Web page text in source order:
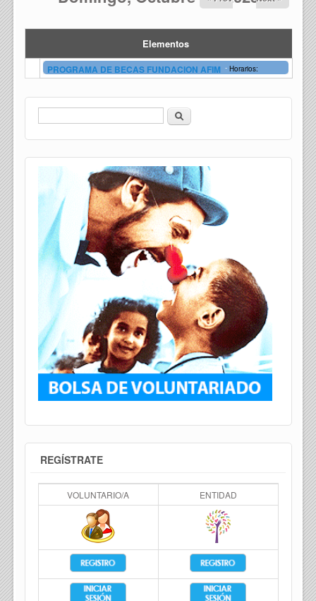
Elementos
PROGRAMA DE BECAS FUNDACION AFIM - Horarios:
Formulario de búsqueda
Buscar
REGÍSTRATE
VOLUNTARIO/A ENTIDAD